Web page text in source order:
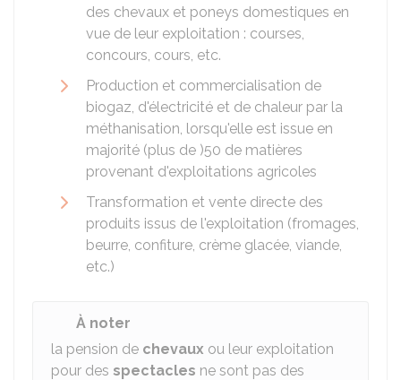
des chevaux et poneys domestiques en
vue de leur exploitation : courses,
concours, cours, etc.
Production et commercialisation de
biogaz, d'électricité et de chaleur par la
méthanisation, lorsqu'elle est issue en
majorité (plus de )50 de matières
provenant d'exploitations agricoles
Transformation et vente directe des
produits issus de l'exploitation (fromages,
beurre, confiture, crème glacée, viande,
etc.)
À noter
la pension de chevaux ou leur exploitation
pour des spectacles ne sont pas des